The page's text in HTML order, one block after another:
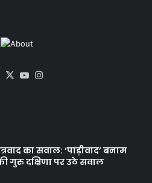
Facebook
X YouTube
का सवाल: ‘पाड़ीवाद’ बनाम
गुरु दक्षिणा पर उठे सवाल